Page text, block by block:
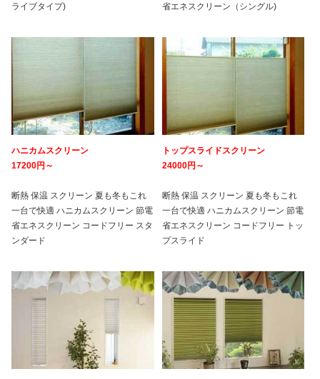
ライブタイプ)
省エネスクリーン（シングル)
ハニカムスクリーン
17200円～
断熱 保温 スクリーン 夏も冬もこれ
一台で快適 ハニカムスクリーン 節電
省エネスクリーン コードフリー スタ
ンダード
トップスライドスクリーン
24000円～
断熱 保温 スクリーン 夏も冬もこれ
一台で快適 ハニカムスクリーン 節電
省エネスクリーン コードフリー トッ
プスライド